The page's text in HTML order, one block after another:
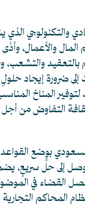
والتكنولوجي الذي
المال والأعمال،
بالتعقيد
ضرورة إيجاد حلولٍ
المناخ
ثقافة التفاوض من
بوضع القواعد
إلى حلٍّ سريعٍ،
القضاء في
المحاكم